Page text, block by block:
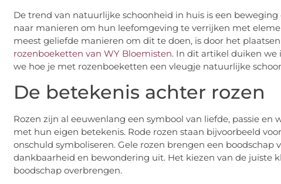
De trend van natuurlijke schoonheid in huis is een
naar manieren om hun leefomgeving te verrijken met
meest geliefde manieren om dit te doen, is door het
rozenboeketten van WY Bloemisten. In dit artikel duiken
we hoe je met rozenboeketten een vleugje natuurlijke
De betekenis achter rozen
Rozen zijn al eeuwenlang een symbool van liefde, passie
met hun eigen betekenis. Rode rozen staan bijvoorbeeld
onschuld symboliseren. Gele rozen brengen een
dankbaarheid en bewondering uit. Het kiezen van de juiste
boodschap overbrengen.